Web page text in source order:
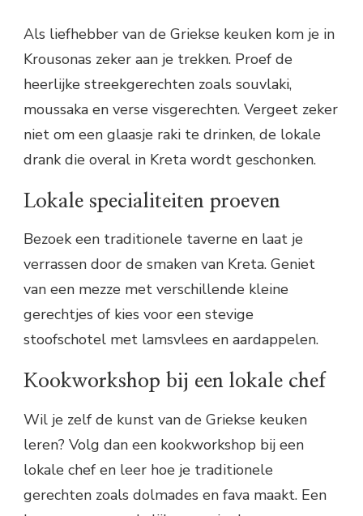
Als liefhebber van de Griekse keuken kom je in
Krousonas zeker aan je trekken. Proef de
heerlijke streekgerechten zoals souvlaki,
moussaka en verse visgerechten. Vergeet zeker
niet om een glaasje raki te drinken, de lokale
drank die overal in Kreta wordt geschonken.
Lokale specialiteiten proeven
Bezoek een traditionele taverne en laat je
verrassen door de smaken van Kreta. Geniet
van een mezze met verschillende kleine
gerechtjes of kies voor een stevige
stoofschotel met lamsvlees en aardappelen.
Kookworkshop bij een lokale chef
Wil je zelf de kunst van de Griekse keuken
leren? Volg dan een kookworkshop bij een
lokale chef en leer hoe je traditionele
gerechten zoals dolmades en fava maakt. Een